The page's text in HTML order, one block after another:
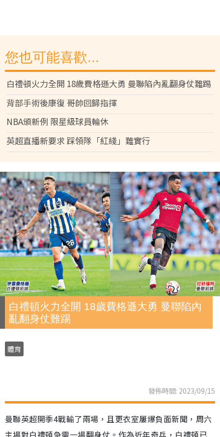
您也可能喜歡...
白禮頓火力全開 18歲費格遜大勇 曼聯陷內亂翻身仗難踢
背部手術後康復 哥帥回歸指揮
NBA頒新例 限星級球員輪休
英超直播新要求 踩領隊「紅綫」難實行
白禮頓火力全開 18歲費格遜大勇 曼聯陷內
亂翻身仗難踢
體育
發佈時間: 2023/09/15
曼聯英超開季4戰輸了兩場，且更衣室屢爆負面新聞，周六
主場對白禮頓急需一場翻身仗。作為近年奇兵，白禮頓已